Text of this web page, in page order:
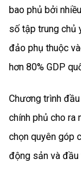
bao phủ bởi
số tập trung chủ
đảo phụ thuộc
hơn 80% GDP
Chương trình
chính phủ cho ra
chọn quyên góp
động sản và đầu